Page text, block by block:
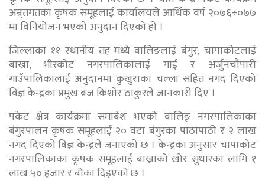
अन्र्तगतका कृषक समूहलाई कार्यालयले आर्थिक वर्ष २०७६÷०७७
मा विनियोजन भएको अनुदान दिएको हो ।
जिल्लाका ११ स्थानीय तह मध्ये वालिङलाई बंगुर, चापाकोटलाई
बाख्रा, भीरकोट नगरपालिकालाई गाई र अर्जुनचौपारी
गाउँपालिकालाई अनुदानमा कुखुराका चल्ला सहित नगद दिएको
विज्ञ केन्द्रका प्रमुख ब्रज किशोर ठाकुरले जानकारी दिए ।
पकेट क्षेत्र कार्यक्रमा समाबेश भएको वालिङ् नगरपालिकाका
बंगुरपालन कृषक समूहलाई २० वटा बंगुरका पाठापाठी र २ लाख
नगद दिएको विज्ञ केन्द्रले जनाएको छ । केन्द्रका अनुसार चापाकोट
नगरपालिकाका कृषक समूहलाई बाख्राको खोर सुधारका लागि १
लाख ५० हजार र बोका दिइएको छ ।